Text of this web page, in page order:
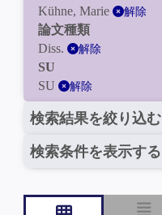
Kühne, Marie
解除
論文種類
Diss.
解除
SU
SU
解除
検索結果を絞り込む
検索条件を表示する